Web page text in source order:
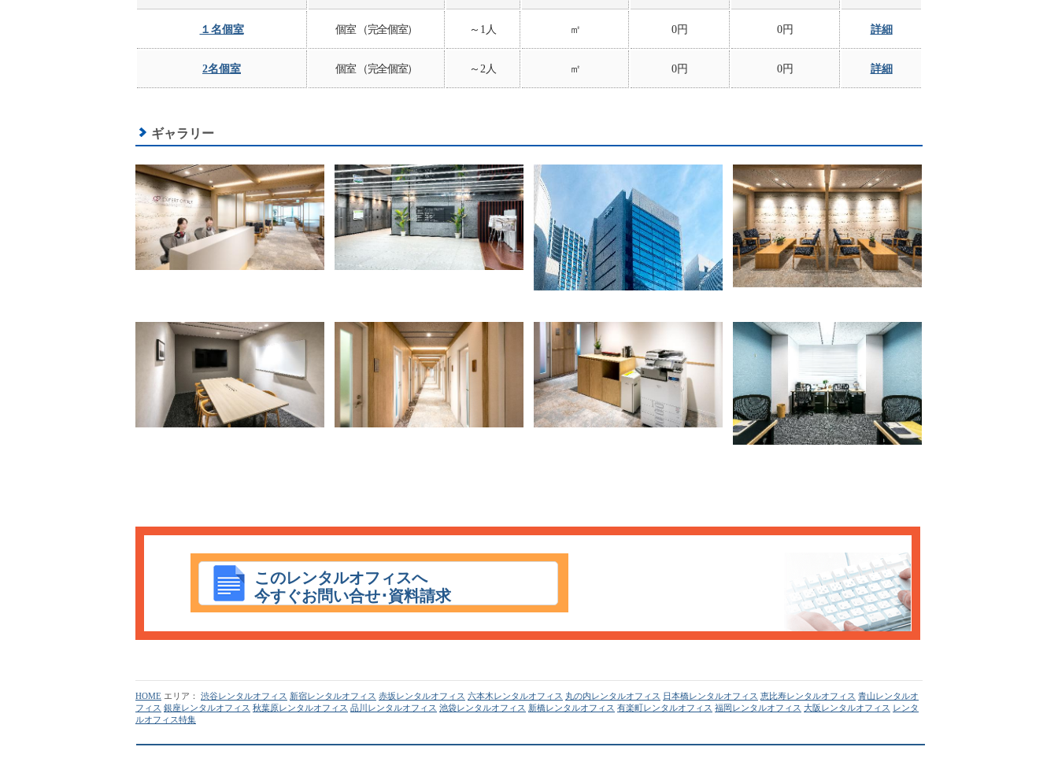
１名個室 個室 （完全個室） ～1人 ㎡ 0円 0円 詳細
2名個室 個室 （完全個室） ～2人 ㎡ 0円 0円 詳細
ギャラリー
このレンタルオフィスへ
今すぐお問い合せ･資料請求
HOME エリア： 渋谷レンタルオフィス 新宿レンタルオフィス 赤坂レンタルオフィス 六本木レンタルオフィス 丸の内レンタルオフィス 日本橋レンタルオフィス 恵比寿レンタルオフィス 青山レンタルオ
フィス 銀座レンタルオフィス 秋葉原レンタルオフィス 品川レンタルオフィス 池袋レンタルオフィス 新橋レンタルオフィス 有楽町レンタルオフィス 福岡レンタルオフィス 大阪レンタルオフィス レンタ
ルオフィス特集